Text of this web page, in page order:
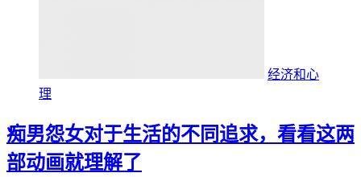
经济和心
理
痴男怨女对于生活的不同追求，看看这两
部动画就理解了